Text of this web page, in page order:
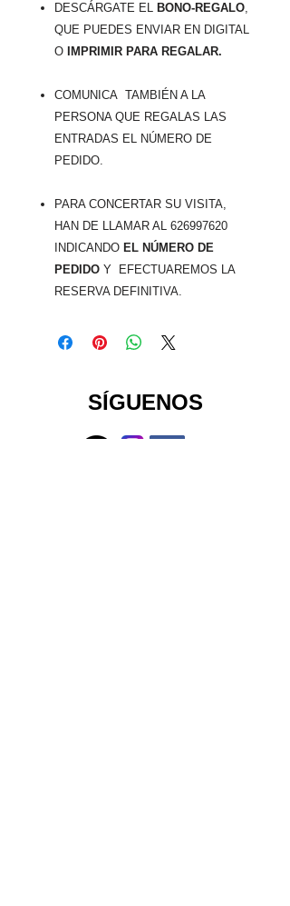
DESCÁRGATE EL BONO-REGALO,
QUE PUEDES ENVIAR EN DIGITAL
O
IMPRIMIR PARA REGALAR.
COMUNICA TAMBIÉN A LA
PERSONA QUE REGALAS LAS
ENTRADAS EL NÚMERO DE
PEDIDO.
PARA CONCERTAR SU VISITA,
HAN DE LLAMAR AL 626997620
INDICANDO EL NÚMERO DE
PEDIDO Y EFECTUAREMOS LA
RESERVA DEFINITIVA.
SÍGUENOS